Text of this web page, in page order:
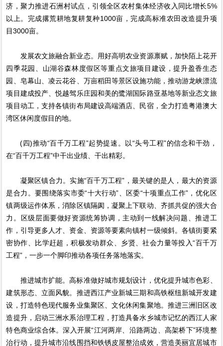
济，聚力推进石洲村试点，引领全区农村集体经济收入同比增长5%
以上。完成撂荒耕地复耕复种1000亩，完成高标准农田改造提升项
目3000亩。
发展农文旅融合新业态。用好高明农业资源禀赋，加快陌上花开
四季花园、山湖谷森林度假区等重点文旅项目建设，提升盈香生态
园、皂幕山、凌云花谷、万亩稻田等景区设施功能，推动游龙峡漂流
项目建成投产、悦越驾乐庄园和美的鹭湖国际路亚基地等新业态文旅
项目动工，支持各镇街布局建设高端酒店、民宿，全力打造粤港澳大
湾区休闲度假目的地。
(四)推动“百千万工程”起势提速。以“头号工程”的信念和干劲，
在“百千万工程”中干出业绩、干出精彩。
凝聚区镇合力。实施“百千万工程”，最关键的是人，最大的资源
是合力。要围绕落实市委“十大行动”、区委“十项重点工作”，优化区
镇两级运作体系，消除区镇隔阂，凝聚上下联动、齐抓共促的强大合
力。区级层面要做好资源统筹协调，主动到一线解决问题、推进工
作，引导更多人才、资金、资源等要素向镇村一级倾斜。各镇街要紧
密协作、比学赶超，积极发动群众、乡贤、社会力量等投入“百千万
工程”，一步一个脚印推动各项任务落地落实。
推进城市扩能。高标准做好城市规划设计，优化提升城市色彩、
建筑形态、立面风貌。推进西江产业新城三期和高铁枢纽新城开发建
设，打造特色现代服务业集聚区、文化休闲集聚地。推进三洲旧区改
造提升，启动三洲水系治理工程，打造具备水乡城市记忆的西江人家
特色商业综合体。深入开展“江河两岸、沿路两边、高架桥下”环境整
治行动，提升城市沿线围挡和铁锈皮屋整治成效，营造美丽宜居城市